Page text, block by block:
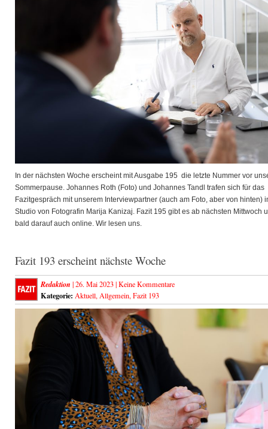
In der nächsten Woche erscheint mit Ausgabe 195 die letzte Nummer vor
Sommerpause. Johannes Roth (Foto) und Johannes Tandl trafen sich für das
Fazitgespräch mit unserem Interviewpartner (auch am Foto, aber von hinten)
Studio von Fotografin Marija Kanizaj. Fazit 195 gibt es ab nächsten Mittwoch
bald darauf auch online. Wir lesen uns.
Fazit 193 erscheint nächste Woche
Redaktion | 26. Mai 2023 |Keine Kommentare
Kategorie: Aktuell, Allgemein, Fazit 193